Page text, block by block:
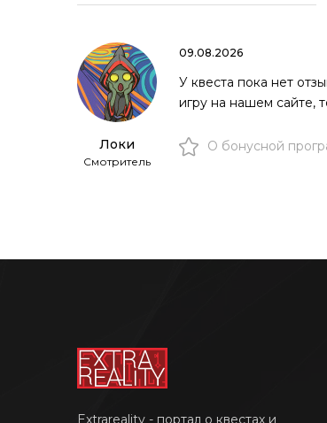
Локи
Смотритель
09.08.2026
У квеста пока нет
игру на нашем сайте,
О бонусной
Extrareality - портал о квестах и